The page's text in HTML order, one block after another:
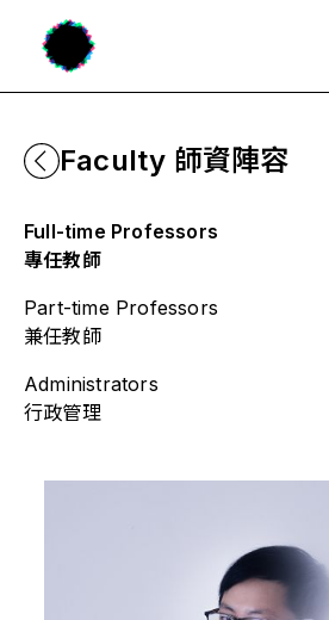
Faculty 師資陣容
Full-time Professors
專任教師
Part-time Professors
兼任教師
Administrators
行政管理